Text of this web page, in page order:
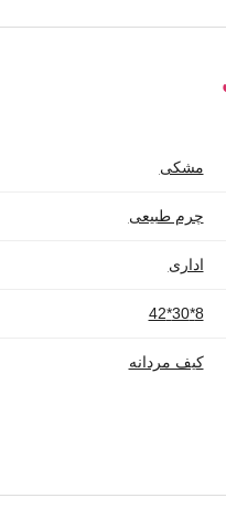
مشکی
چرم طبیعی
اداری
8*30*42
کیف مردانه